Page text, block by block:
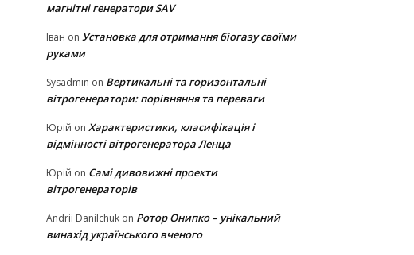
магнітні генератори SAV
Іван on Установка для отримання біогазу своїми
руками
Sysadmin on Вертикальні та горизонтальні
вітрогенератори: порівняння та переваги
Юрій on Характеристики, класифікація і
відмінності вітрогенератора Ленца
Юрій on Самі дивовижні проекти
вітрогенераторів
Andrii Danilchuk on Ротор Онипко – унікальний
винахід українського вченого